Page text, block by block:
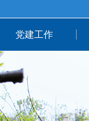
党建工作